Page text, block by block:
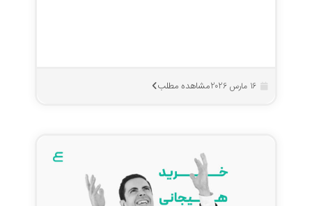
مشاهده مطلب